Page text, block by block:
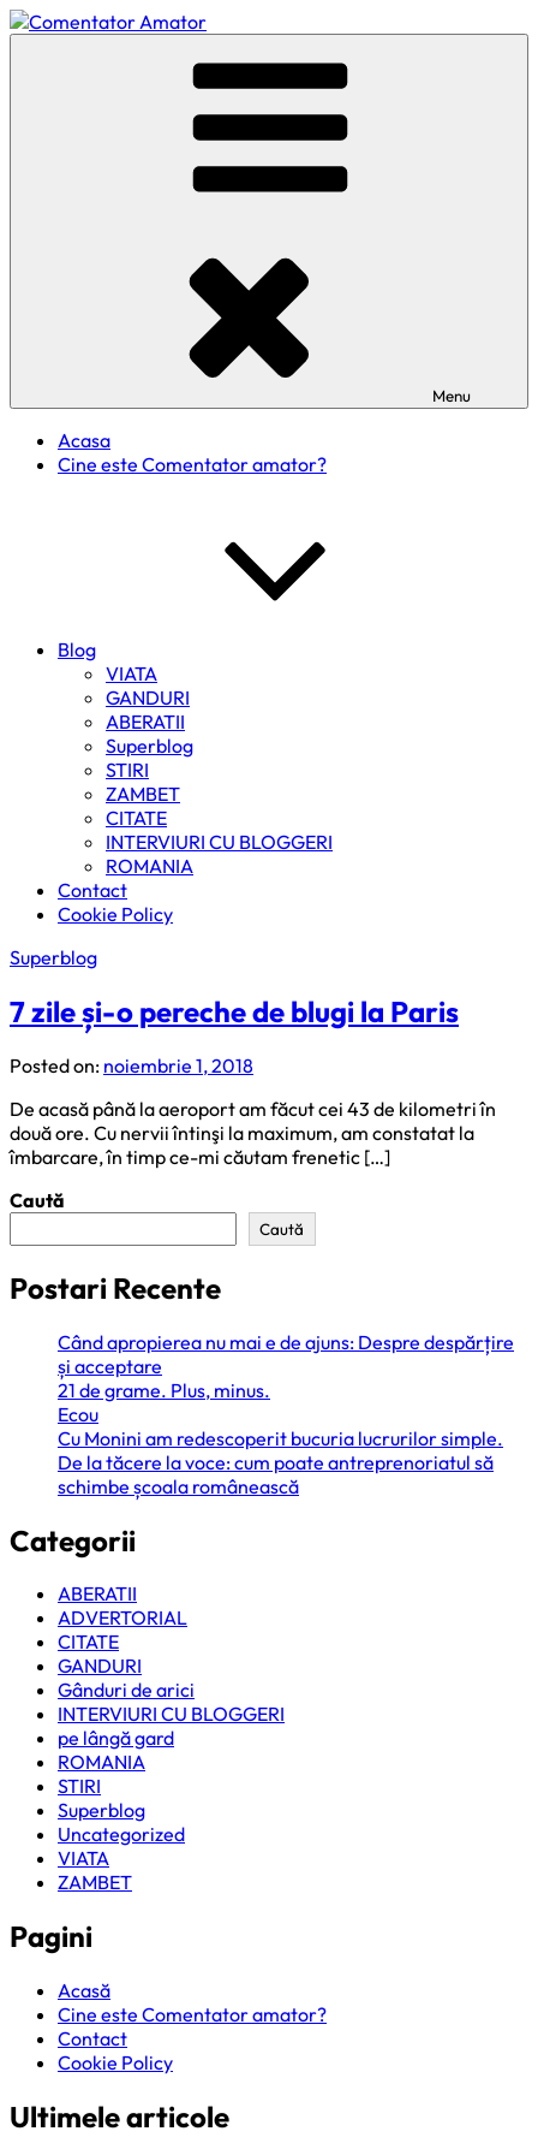
Skip
to
Menu
Acasa
Cine este Comentator amator?
Blog
VIATA
GANDURI
ABERATII
Superblog
STIRI
ZAMBET
CITATE
INTERVIURI CU BLOGGERI
ROMANIA
Contact
Cookie Policy
Superblog
7 zile și-o pereche de blugi la Paris
Posted on: noiembrie 1, 2018
De acasă până la aeroport am făcut cei 43 de kilometri în
două ore. Cu nervii întinşi la maximum, am constatat la
îmbarcare, în timp ce-mi căutam frenetic […]
Caută
Caută
Postari Recente
Când apropierea nu mai e de ajuns: Despre despărțire
și acceptare
21 de grame. Plus, minus.
Ecou
Cu Monini am redescoperit bucuria lucrurilor simple.
De la tăcere la voce: cum poate antreprenoriatul să
schimbe școala românească
Categorii
ABERATII
ADVERTORIAL
CITATE
GANDURI
Gânduri de arici
INTERVIURI CU BLOGGERI
pe lângă gard
ROMANIA
STIRI
Superblog
Uncategorized
VIATA
ZAMBET
Pagini
Acasă
Cine este Comentator amator?
Contact
Cookie Policy
Ultimele articole